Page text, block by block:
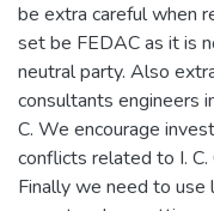
be extra careful when
set be FEDAC as it is
neutral party. Also
consultants engineers
C. We encourage
conflicts related to I. C.
Finally we need to